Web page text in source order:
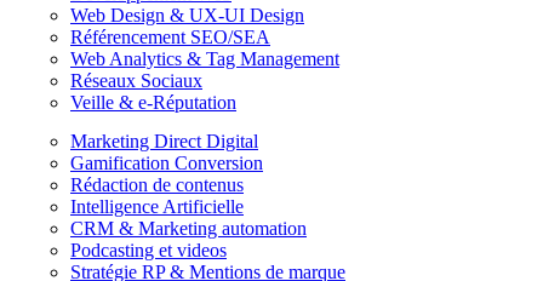
Web Design & UX-UI Design
Référencement SEO/SEA
Web Analytics & Tag Management
Réseaux Sociaux
Veille & e-Réputation
Marketing Direct Digital
Gamification Conversion
Rédaction de contenus
Intelligence Artificielle
CRM & Marketing automation
Podcasting et videos
Stratégie RP & Mentions de marque